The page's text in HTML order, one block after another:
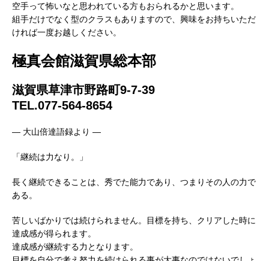
空手って怖いなと思われている方もおられるかと思います。
組手だけでなく型のクラスもありますので、興味をお持ちいただ
ければ一度お越しください。
極真会館滋賀県総本部
滋賀県草津市野路町9-7-39
TEL.077-564-8654
— 大山倍達語録より —
「継続は力なり。」
長く継続できることは、秀でた能力であり、つまりその人の力で
ある。
苦しいばかりでは続けられません。目標を持ち、クリアした時に
達成感が得られます。
達成感が継続する力となります。